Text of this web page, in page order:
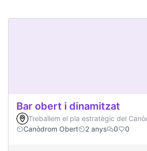
Bar obert i dinamitzat
Treballem el pla estratègic del
Canòdrom Obert
2 anys 0 0